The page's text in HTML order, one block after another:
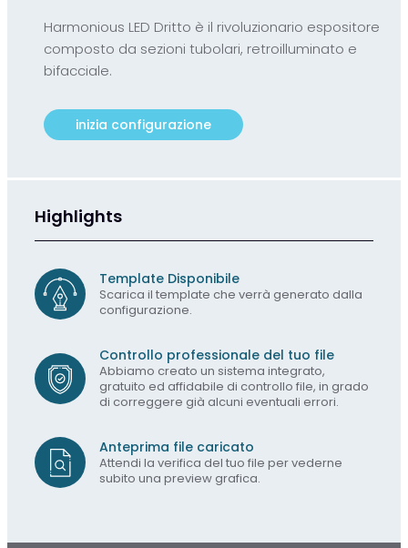
Harmonious LED Dritto è il rivoluzionario espositore
composto da sezioni tubolari, retroilluminato e
bifacciale.
inizia configurazione
Highlights
Template Disponibile
Scarica il template che verrà generato dalla
configurazione.
Controllo professionale del tuo file
Abbiamo creato un sistema integrato,
gratuito ed affidabile di controllo file, in grado
di correggere già alcuni eventuali errori.
Anteprima file caricato
Attendi la verifica del tuo file per vederne
subito una preview grafica.